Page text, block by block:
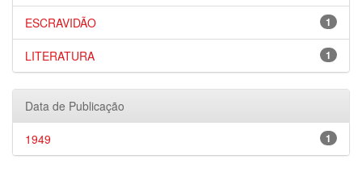
1
ESCRAVIDÃO
1
LITERATURA
Data de Publicação
1
1949